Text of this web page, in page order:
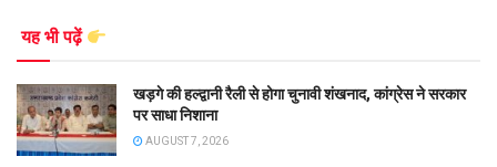
यह भी पढ़ें
खड़गे की हल्द्वानी रैली से होगा चुनावी शंखनाद, कांग्रेस ने सरकार
पर साधा निशाना
AUGUST 7, 2026